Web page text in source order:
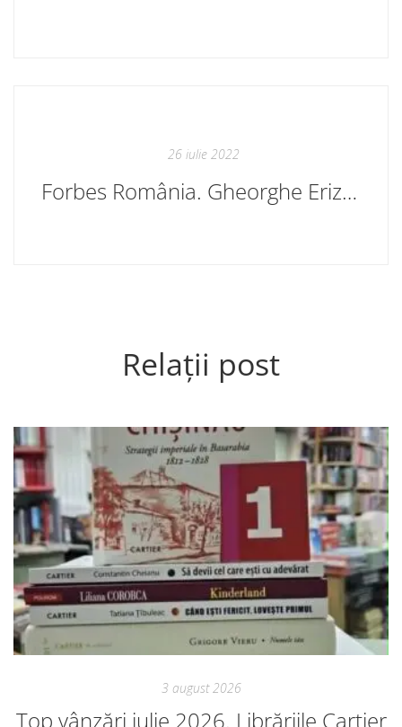
26 iulie 2022
Forbes România. Gheorghe Erizanu (Cartier): „Piața editorială românească este într-o permanentă criză”
Relații post
3 august 2026
Top vânzări iulie 2026. Librăriile Cartier